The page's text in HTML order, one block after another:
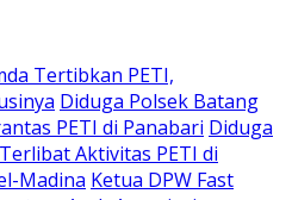
Tertibkan PETI,
Diduga Polsek Batang
PETI di Panabari Diduga
Aktivitas PETI di
Madina Ketua DPW Fast